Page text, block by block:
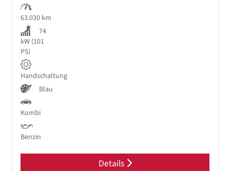
63.030 km
74
kW (101
PS)
Handschaltung
Blau
Kombi
Benzin
Details